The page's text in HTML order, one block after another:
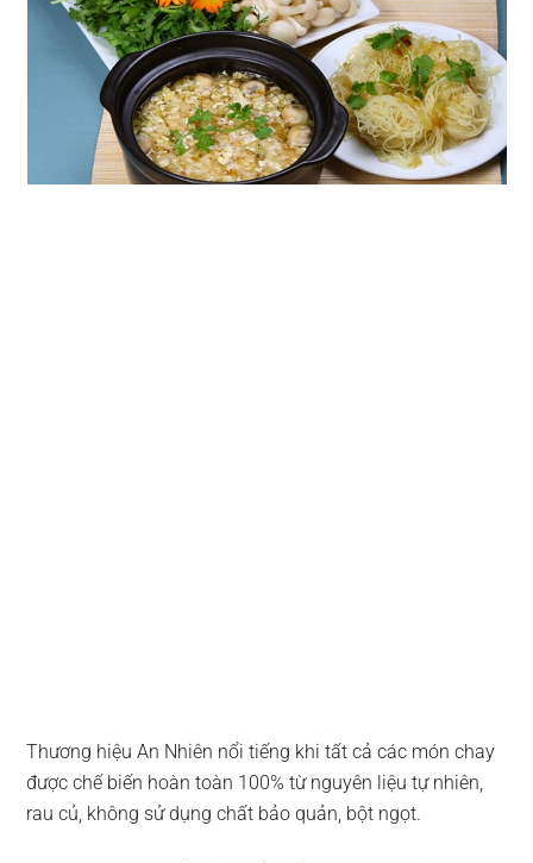
Thương hiệu An Nhiên nổi tiếng khi tất cả các món chay
được chế biến hoàn toàn 100% từ nguyên liệu tự nhiên,
rau củ, không sử dụng chất bảo quản, bột ngọt.